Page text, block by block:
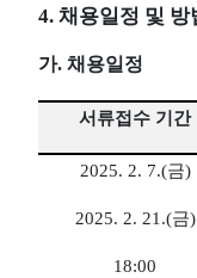
4. 채용일정 및 방
가. 채용일정
서류접수 기간
2025. 2. 7.(금)
2025. 2. 21.(금)
18:00